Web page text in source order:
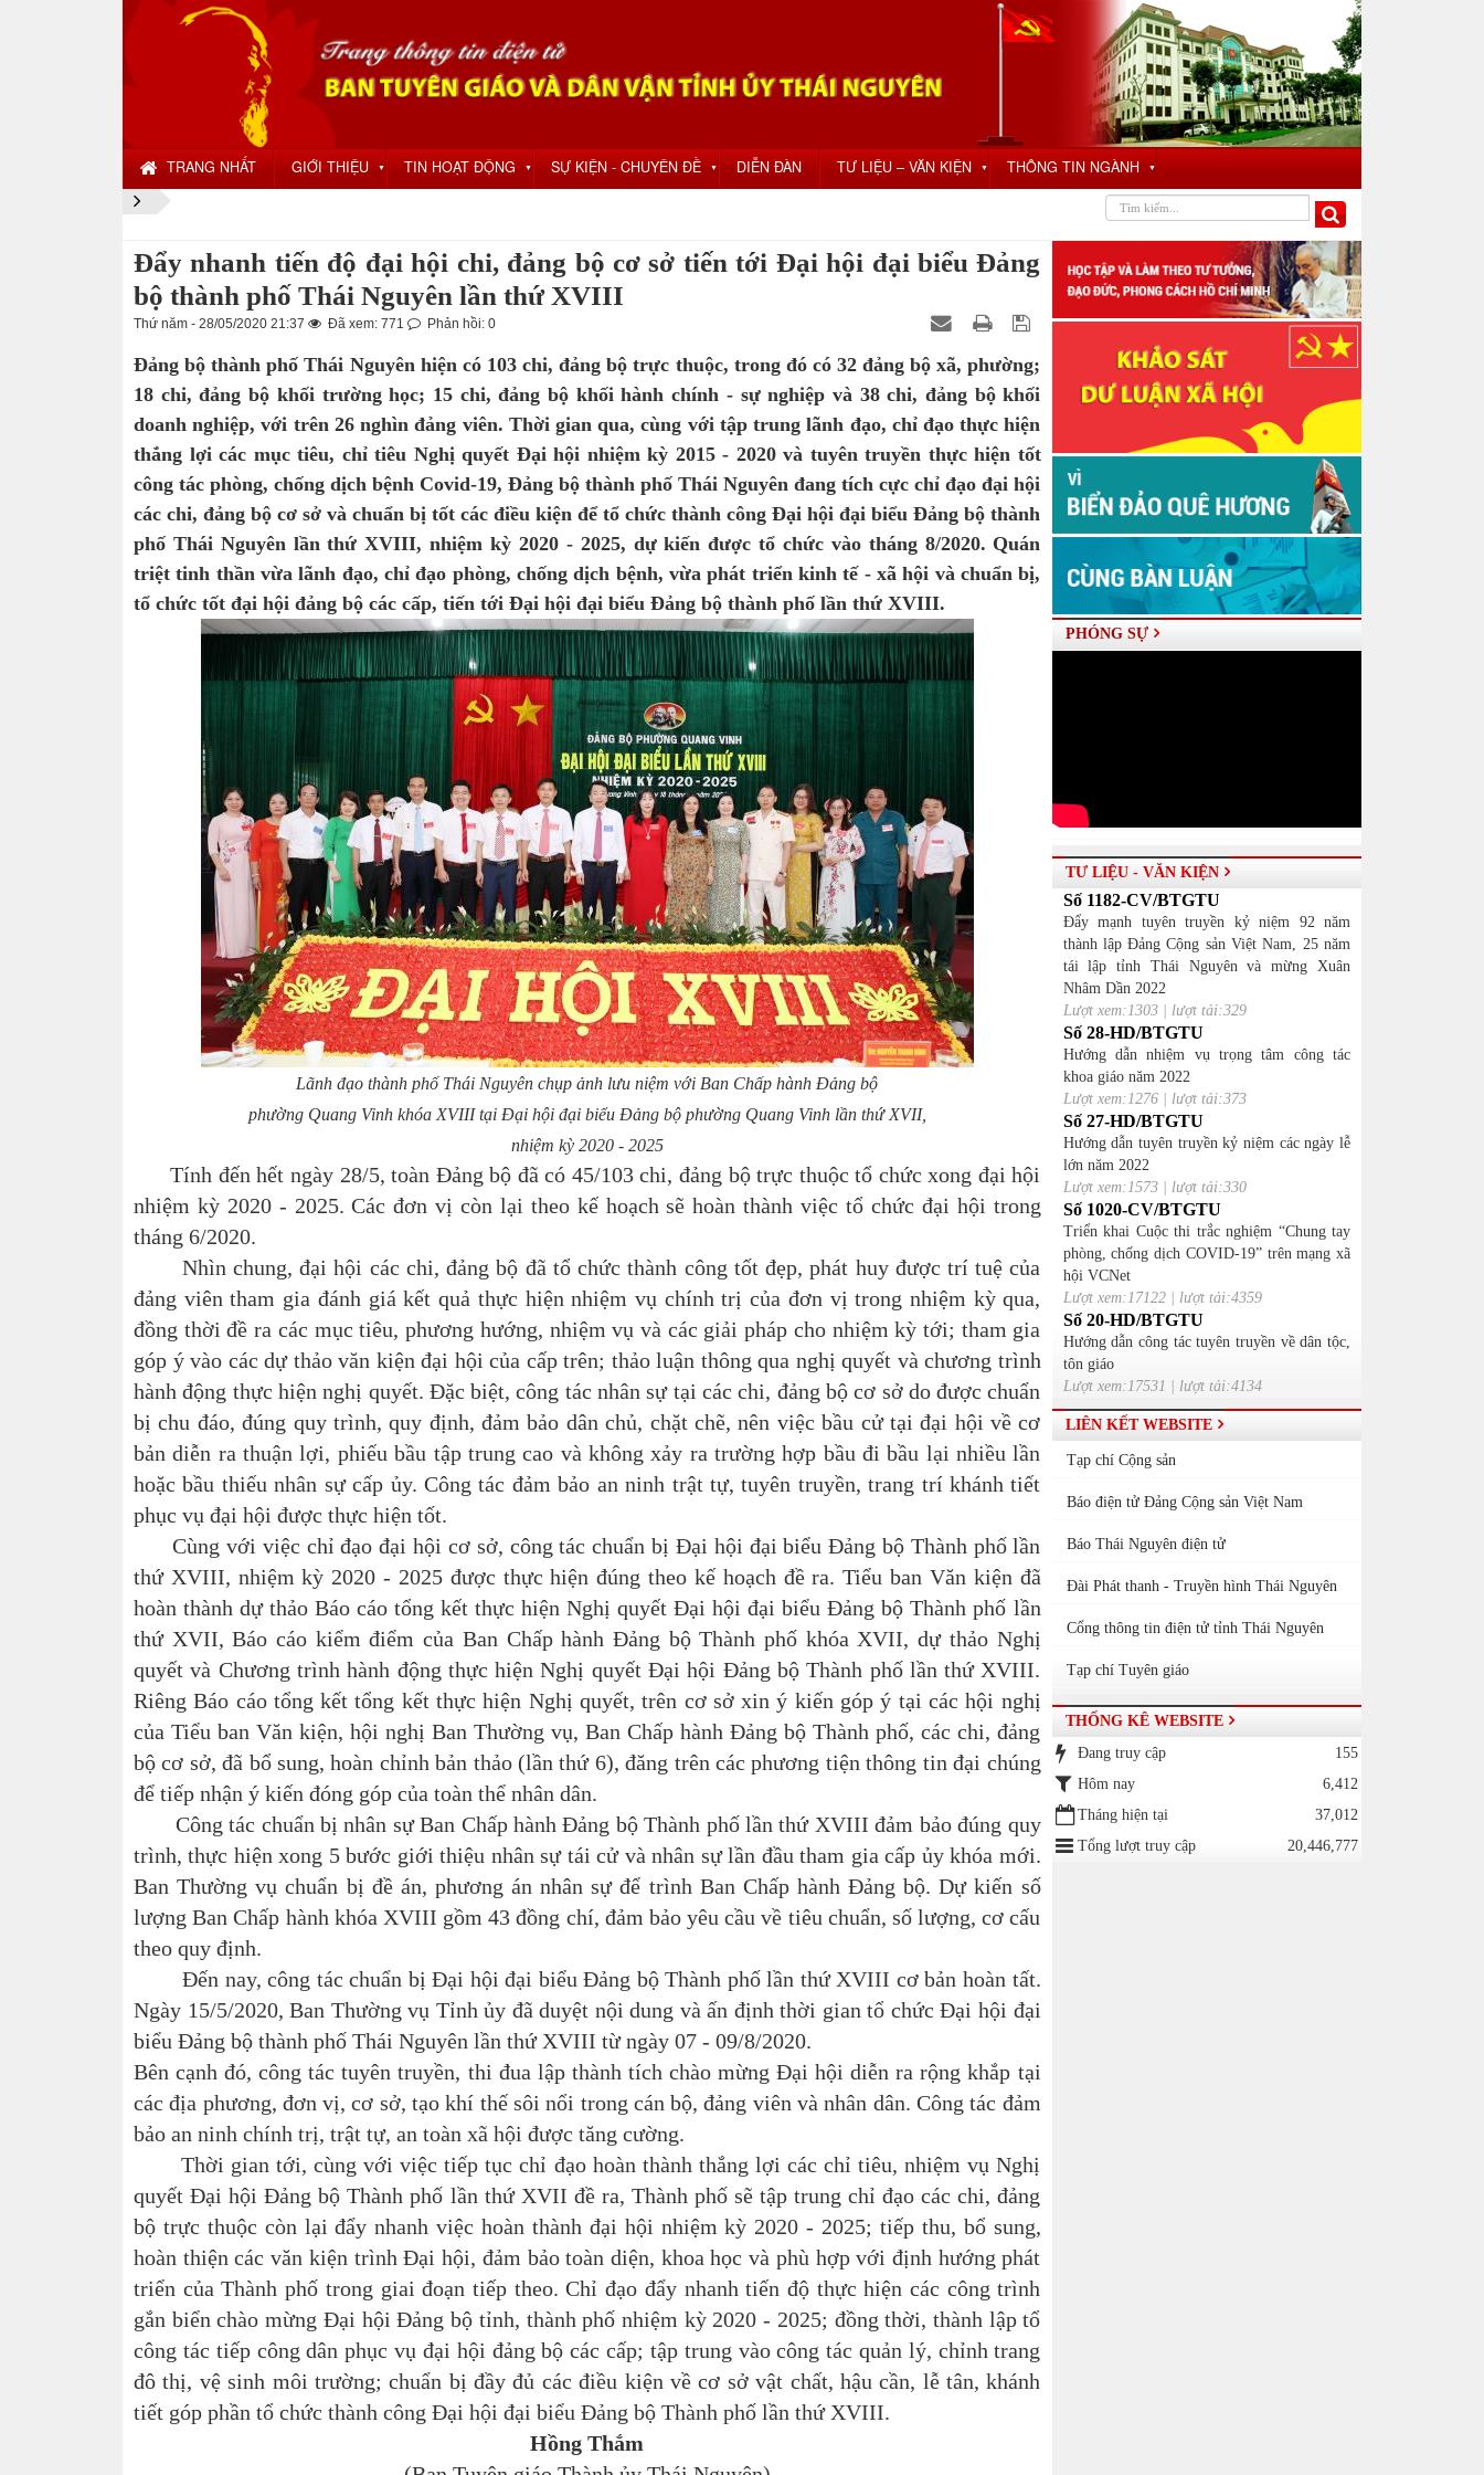
TRANG NHẤT GIỚI THIỆU ▼ TIN HOẠT ĐỘNG ▼ SỰ KIỆN - CHUYÊN ĐỀ ▼ DIỄN ĐÀN TƯ LIỆU – VĂN KIỆN ▼ THÔNG TIN NGÀNH ▼
Đẩy nhanh tiến độ đại hội chi, đảng bộ cơ sở tiến tới Đại hội đại biểu Đảng
bộ thành phố Thái Nguyên lần thứ XVIII
Thứ năm - 28/05/2020 21:37 Đã xem: 771 Phản hồi: 0
Đảng bộ thành phố Thái Nguyên hiện có 103 chi, đảng bộ trực thuộc, trong đó có 32 đảng bộ xã, phường;
18 chi, đảng bộ khối trường học; 15 chi, đảng bộ khối hành chính - sự nghiệp và 38 chi, đảng bộ khối
doanh nghiệp, với trên 26 nghìn đảng viên. Thời gian qua, cùng với tập trung lãnh đạo, chỉ đạo thực hiện
thắng lợi các mục tiêu, chỉ tiêu Nghị quyết Đại hội nhiệm kỳ 2015 - 2020 và tuyên truyền thực hiện tốt
công tác phòng, chống dịch bệnh Covid-19, Đảng bộ thành phố Thái Nguyên đang tích cực chỉ đạo đại hội
các chi, đảng bộ cơ sở và chuẩn bị tốt các điều kiện để tổ chức thành công Đại hội đại biểu Đảng bộ thành
phố Thái Nguyên lần thứ XVIII, nhiệm kỳ 2020 - 2025, dự kiến được tổ chức vào tháng 8/2020. Quán
triệt tinh thần vừa lãnh đạo, chỉ đạo phòng, chống dịch bệnh, vừa phát triển kinh tế - xã hội và chuẩn bị,
tổ chức tốt đại hội đảng bộ các cấp, tiến tới Đại hội đại biểu Đảng bộ thành phố lần thứ XVIII.
Lãnh đạo thành phố Thái Nguyên chụp ảnh lưu niệm với Ban Chấp hành Đảng bộ
phường Quang Vinh khóa XVIII tại Đại hội đại biểu Đảng bộ phường Quang Vinh lần thứ XVII,
nhiệm kỳ 2020 - 2025
Tính đến hết ngày 28/5, toàn Đảng bộ đã có 45/103 chi, đảng bộ trực thuộc tổ chức xong đại hội
nhiệm kỳ 2020 - 2025. Các đơn vị còn lại theo kế hoạch sẽ hoàn thành việc tổ chức đại hội trong
tháng 6/2020.
Nhìn chung, đại hội các chi, đảng bộ đã tổ chức thành công tốt đẹp, phát huy được trí tuệ của
đảng viên tham gia đánh giá kết quả thực hiện nhiệm vụ chính trị của đơn vị trong nhiệm kỳ qua,
đồng thời đề ra các mục tiêu, phương hướng, nhiệm vụ và các giải pháp cho nhiệm kỳ tới; tham gia
góp ý vào các dự thảo văn kiện đại hội của cấp trên; thảo luận thông qua nghị quyết và chương trình
hành động thực hiện nghị quyết. Đặc biệt, công tác nhân sự tại các chi, đảng bộ cơ sở do được chuẩn
bị chu đáo, đúng quy trình, quy định, đảm bảo dân chủ, chặt chẽ, nên việc bầu cử tại đại hội về cơ
bản diễn ra thuận lợi, phiếu bầu tập trung cao và không xảy ra trường hợp bầu đi bầu lại nhiều lần
hoặc bầu thiếu nhân sự cấp ủy. Công tác đảm bảo an ninh trật tự, tuyên truyền, trang trí khánh tiết
phục vụ đại hội được thực hiện tốt.
Cùng với việc chỉ đạo đại hội cơ sở, công tác chuẩn bị Đại hội đại biểu Đảng bộ Thành phố lần
thứ XVIII, nhiệm kỳ 2020 - 2025 được thực hiện đúng theo kế hoạch đề ra. Tiểu ban Văn kiện đã
hoàn thành dự thảo Báo cáo tổng kết thực hiện Nghị quyết Đại hội đại biểu Đảng bộ Thành phố lần
thứ XVII, Báo cáo kiểm điểm của Ban Chấp hành Đảng bộ Thành phố khóa XVII, dự thảo Nghị
quyết và Chương trình hành động thực hiện Nghị quyết Đại hội Đảng bộ Thành phố lần thứ XVIII.
Riêng Báo cáo tổng kết tổng kết thực hiện Nghị quyết, trên cơ sở xin ý kiến góp ý tại các hội nghị
của Tiểu ban Văn kiện, hội nghị Ban Thường vụ, Ban Chấp hành Đảng bộ Thành phố, các chi, đảng
bộ cơ sở, đã bổ sung, hoàn chỉnh bản thảo (lần thứ 6), đăng trên các phương tiện thông tin đại chúng
để tiếp nhận ý kiến đóng góp của toàn thể nhân dân.
Công tác chuẩn bị nhân sự Ban Chấp hành Đảng bộ Thành phố lần thứ XVIII đảm bảo đúng quy
trình, thực hiện xong 5 bước giới thiệu nhân sự tái cử và nhân sự lần đầu tham gia cấp ủy khóa mới.
Ban Thường vụ chuẩn bị đề án, phương án nhân sự để trình Ban Chấp hành Đảng bộ. Dự kiến số
lượng Ban Chấp hành khóa XVIII gồm 43 đồng chí, đảm bảo yêu cầu về tiêu chuẩn, số lượng, cơ cấu
theo quy định.
Đến nay, công tác chuẩn bị Đại hội đại biểu Đảng bộ Thành phố lần thứ XVIII cơ bản hoàn tất.
Ngày 15/5/2020, Ban Thường vụ Tỉnh ủy đã duyệt nội dung và ấn định thời gian tổ chức Đại hội đại
biểu Đảng bộ thành phố Thái Nguyên lần thứ XVIII từ ngày 07 - 09/8/2020.
Bên cạnh đó, công tác tuyên truyền, thi đua lập thành tích chào mừng Đại hội diễn ra rộng khắp tại
các địa phương, đơn vị, cơ sở, tạo khí thế sôi nổi trong cán bộ, đảng viên và nhân dân. Công tác đảm
bảo an ninh chính trị, trật tự, an toàn xã hội được tăng cường.
Thời gian tới, cùng với việc tiếp tục chỉ đạo hoàn thành thắng lợi các chỉ tiêu, nhiệm vụ Nghị
quyết Đại hội Đảng bộ Thành phố lần thứ XVII đề ra, Thành phố sẽ tập trung chỉ đạo các chi, đảng
bộ trực thuộc còn lại đẩy nhanh việc hoàn thành đại hội nhiệm kỳ 2020 - 2025; tiếp thu, bổ sung,
hoàn thiện các văn kiện trình Đại hội, đảm bảo toàn diện, khoa học và phù hợp với định hướng phát
triển của Thành phố trong giai đoạn tiếp theo. Chỉ đạo đẩy nhanh tiến độ thực hiện các công trình
gắn biển chào mừng Đại hội Đảng bộ tỉnh, thành phố nhiệm kỳ 2020 - 2025; đồng thời, thành lập tổ
công tác tiếp công dân phục vụ đại hội đảng bộ các cấp; tập trung vào công tác quản lý, chỉnh trang
đô thị, vệ sinh môi trường; chuẩn bị đầy đủ các điều kiện về cơ sở vật chất, hậu cần, lễ tân, khánh
tiết góp phần tổ chức thành công Đại hội đại biểu Đảng bộ Thành phố lần thứ XVIII.
Hồng Thắm
PHÓNG SỰ
TƯ LIỆU - VĂN KIỆN
Số 1182-CV/BTGTU
Đẩy mạnh tuyên truyền kỷ niệm 92 năm
thành lập Đảng Cộng sản Việt Nam, 25 năm
tái lập tỉnh Thái Nguyên và mừng Xuân
Nhâm Dần 2022
Lượt xem:1303 | lượt tải:329
Số 28-HD/BTGTU
Hướng dẫn nhiệm vụ trọng tâm công tác
khoa giáo năm 2022
Lượt xem:1276 | lượt tải:373
Số 27-HD/BTGTU
Hướng dẫn tuyên truyền kỷ niệm các ngày lễ
lớn năm 2022
Lượt xem:1573 | lượt tải:330
Số 1020-CV/BTGTU
Triển khai Cuộc thi trắc nghiệm “Chung tay
phòng, chống dịch COVID-19” trên mạng xã
hội VCNet
Lượt xem:17122 | lượt tải:4359
Số 20-HD/BTGTU
Hướng dẫn công tác tuyên truyền về dân tộc,
tôn giáo
Lượt xem:17531 | lượt tải:4134
LIÊN KẾT WEBSITE
Tạp chí Cộng sản
Báo điện tử Đảng Cộng sản Việt Nam
Báo Thái Nguyên điện tử
Đài Phát thanh - Truyền hình Thái Nguyên
Cổng thông tin điện tử tỉnh Thái Nguyên
Tạp chí Tuyên giáo
THỐNG KÊ WEBSITE
Đang truy cập
155
Hôm nay
6,412
Tháng hiện tại
37,012
Tổng lượt truy cập
20,446,777